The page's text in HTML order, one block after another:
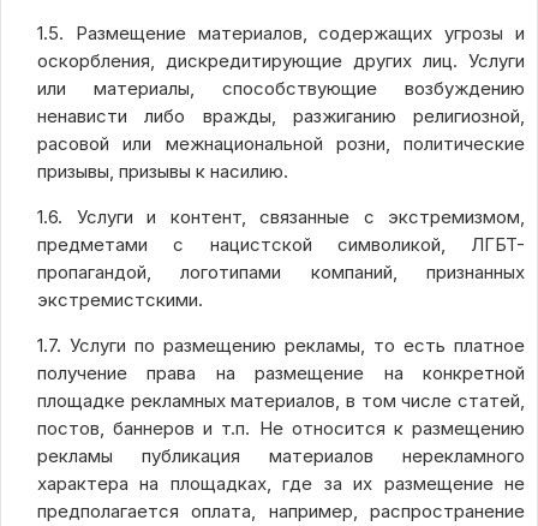
1.5. Размещение материалов, содержащих угрозы и
оскорбления, дискредитирующие других лиц. Услуги
или материалы, способствующие возбуждению
ненависти либо вражды, разжиганию религиозной,
расовой или межнациональной розни, политические
призывы, призывы к насилию.
1.6. Услуги и контент, связанные с экстремизмом,
предметами с нацистской символикой, ЛГБТ-
пропагандой, логотипами компаний, признанных
экстремистскими.
1.7. Услуги по размещению рекламы, то есть платное
получение права на размещение на конкретной
площадке рекламных материалов, в том числе статей,
постов, баннеров и т.п. Не относится к размещению
рекламы публикация материалов нерекламного
характера на площадках, где за их размещение не
предполагается оплата, например, распространение